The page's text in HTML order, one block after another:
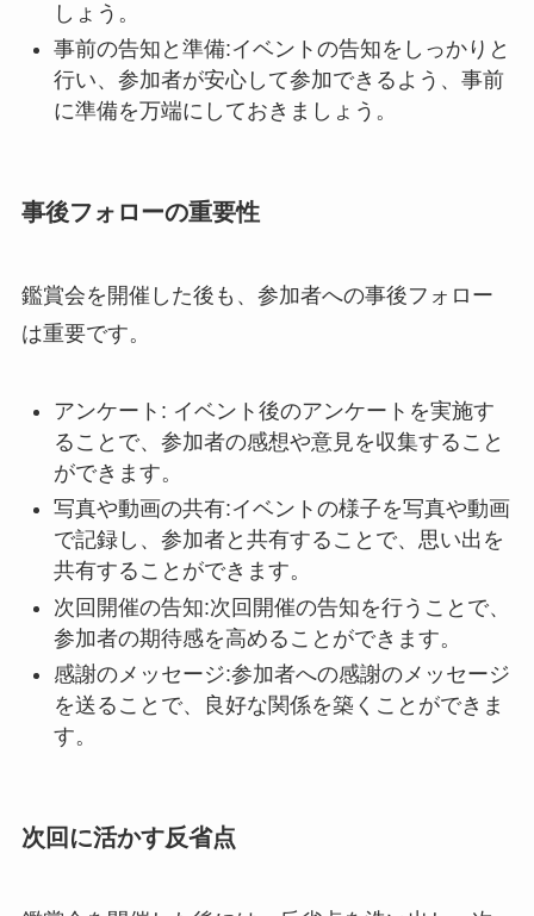
しょう。
事前の告知と準備:イベントの告知をしっかりと
行い、参加者が安心して参加できるよう、事前
に準備を万端にしておきましょう。
事後フォローの重要性
鑑賞会を開催した後も、参加者への事後フォロー
は重要です。
アンケート: イベント後のアンケートを実施す
ることで、参加者の感想や意見を収集すること
ができます。
写真や動画の共有:イベントの様子を写真や動画
で記録し、参加者と共有することで、思い出を
共有することができます。
次回開催の告知:次回開催の告知を行うことで、
参加者の期待感を高めることができます。
感謝のメッセージ:参加者への感謝のメッセージ
を送ることで、良好な関係を築くことができま
す。
次回に活かす反省点